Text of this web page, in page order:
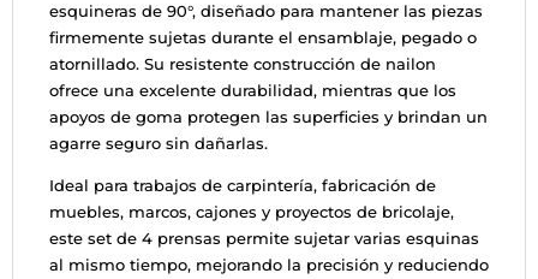
esquineras de 90°, diseñado para mantener las piezas
firmemente sujetas durante el ensamblaje, pegado o
atornillado. Su resistente construcción de nailon
ofrece una excelente durabilidad, mientras que los
apoyos de goma protegen las superficies y brindan un
agarre seguro sin dañarlas.
Ideal para trabajos de carpintería, fabricación de
muebles, marcos, cajones y proyectos de bricolaje,
este set de 4 prensas permite sujetar varias esquinas
al mismo tiempo, mejorando la precisión y reduciendo